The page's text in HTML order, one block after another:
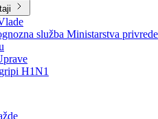
a
služba Ministarstva privrede
H1N1